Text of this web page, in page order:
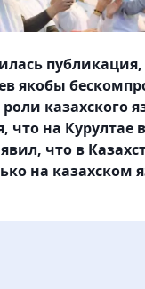
якобы
казахского
что на Курултае
что в
на казахском